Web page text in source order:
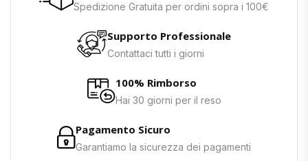
Spedizione Gratuita per ordini sopra i 100€
Supporto Professionale
Contattaci tutti i giorni
100% Rimborso
Hai 30 giorni per il reso
Pagamento Sicuro
Garantiamo la sicurezza dei pagamenti